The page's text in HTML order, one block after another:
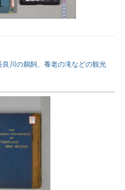
川の鵜飼、養老の滝などの観光